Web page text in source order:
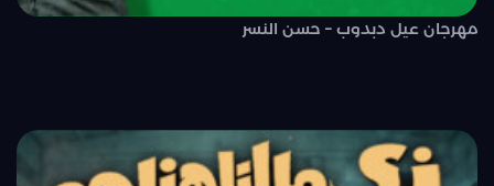
مهرجان عيل دبدوب – حسن النسر